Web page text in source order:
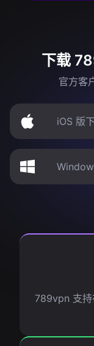
下载
官方客
iOS 版
789vpn 支持